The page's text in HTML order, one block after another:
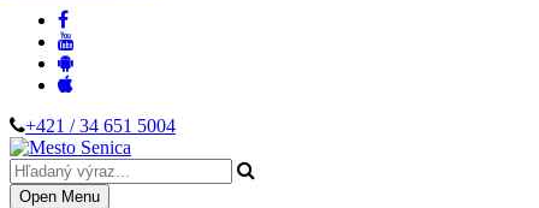
+421 / 34 651 5004
Open Menu